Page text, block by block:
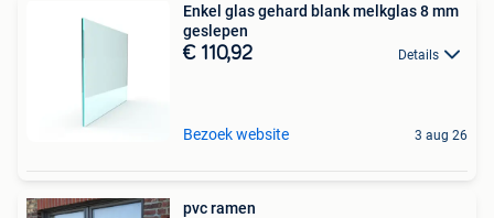
Enkel glas gehard blank melkglas 8 mm
geslepen
€ 110,92 Details
Bezoek website 3 aug 26
pvc ramen